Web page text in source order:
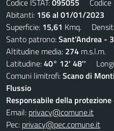
Codice ISTAT:095055 Codice
Abitanti: 156 al 01/01/2023
Superficie: 15,61 Kmq.
Santo patrono:Sant'Andrea -
Altitudine media: 274 m.s.l.m.
Latitudine:40° 12' 48''
Comuni limitrofi:Scano di
Flussio
Responsabile della protezione
Email: privacy@comune.it
Pec: privacy@pec.comune.it